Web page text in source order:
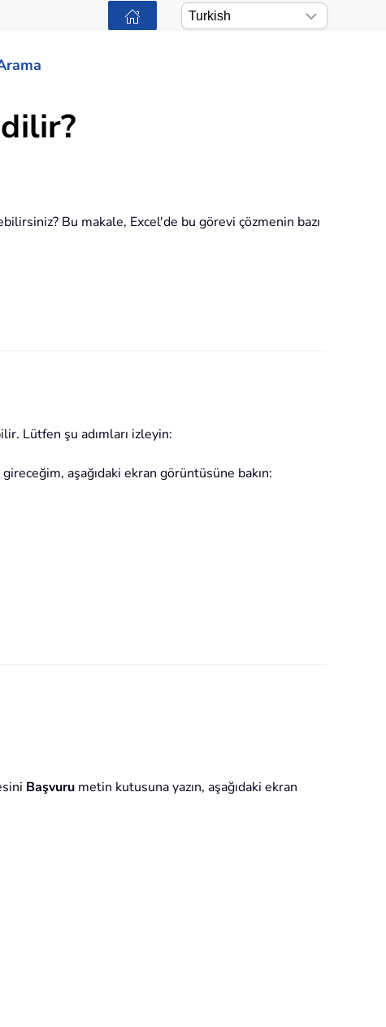
Bu makale, Excel'de bu görevi çözmenin bazı
Lütfen şu adımları izleyin:
gireceğim, aşağıdaki ekran görüntüsüne bakın:
Başvuru metin kutusuna yazın, aşağıdaki ekran